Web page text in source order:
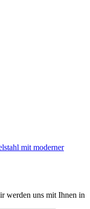
mit moderner
werden uns mit Ihnen in